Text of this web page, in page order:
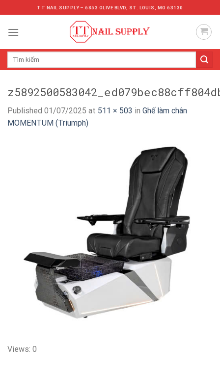
to
content
TT NAIL SUPPLY – 6853 OLIVE BLVD, ST. LOUIS, MO 63130
Tìm
Published 01/07/2025 at 511 × 503 in Ghế làm chân
MOMENTUM (Triumph)
Views: 0